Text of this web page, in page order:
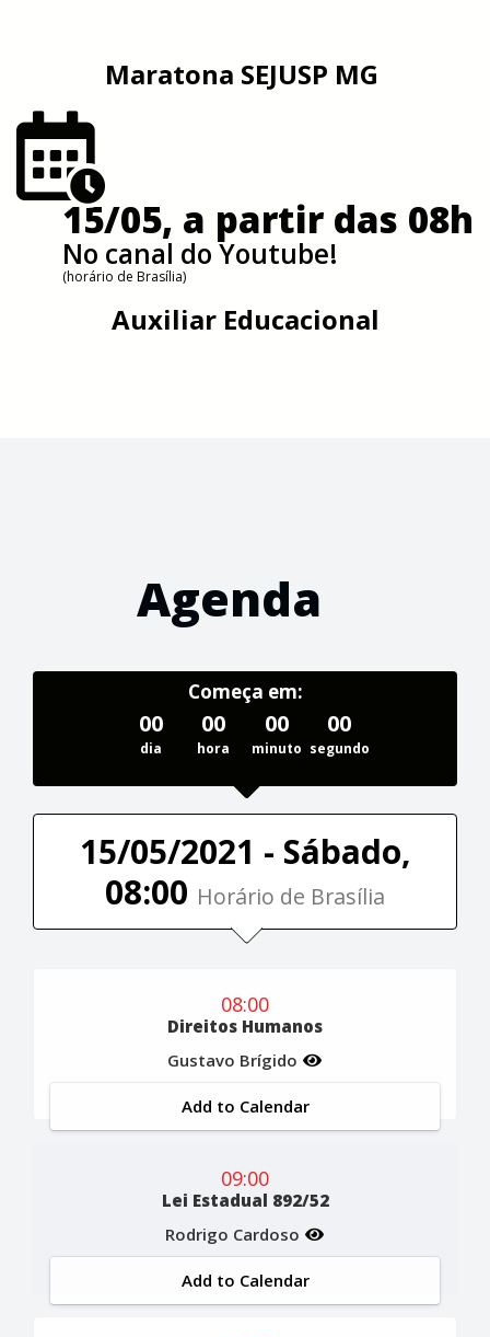
Maratona SEJUSP MG
15/05, a partir das 08h
No canal do Youtube!
(horário de Brasília)
Auxiliar Educacional
Agenda
Começa em:
00
dia
00
hora
00
minuto
00
segundo
15/05/2021 - Sábado,
08:00 Horário de Brasília
08:00
Direitos Humanos
Gustavo Brígido
Add to Calendar
09:00
Lei Estadual 892/52
Rodrigo Cardoso
Add to Calendar